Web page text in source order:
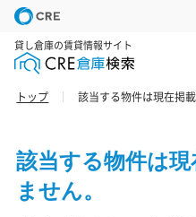
貸し倉庫の賃貸情報サイト
トップ 該当する物件は現在掲
該当する物件は
ません。